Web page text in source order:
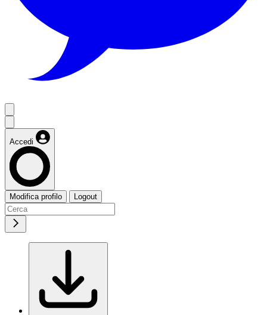
Accedi
Modifica profilo Logout